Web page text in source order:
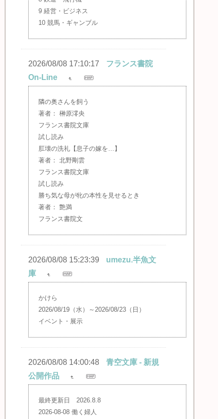
9 経営・ビジネス
10 競馬・ギャンブル
2026/08/08 17:10:17
フランス書院
On-Line
隣の奥さんを飼う
著者： 榊原澪央
フランス書院文庫
試し読み
肛壊の洗礼【息子の嫁を…】
著者： 北野剛雲
フランス書院文庫
試し読み
勝ち気な母が牝の本性を見せるとき
著者： 艶満
フランス書院文
2026/08/08 15:23:39
umezu.半魚文
庫
かけら
2026/08/19（水）～2026/08/23（日）
イベント・展示
2026/08/08 14:00:48
青空文庫 - 新規
公開作品
最終更新日 2026.8.8
2026-08-08 働く婦人